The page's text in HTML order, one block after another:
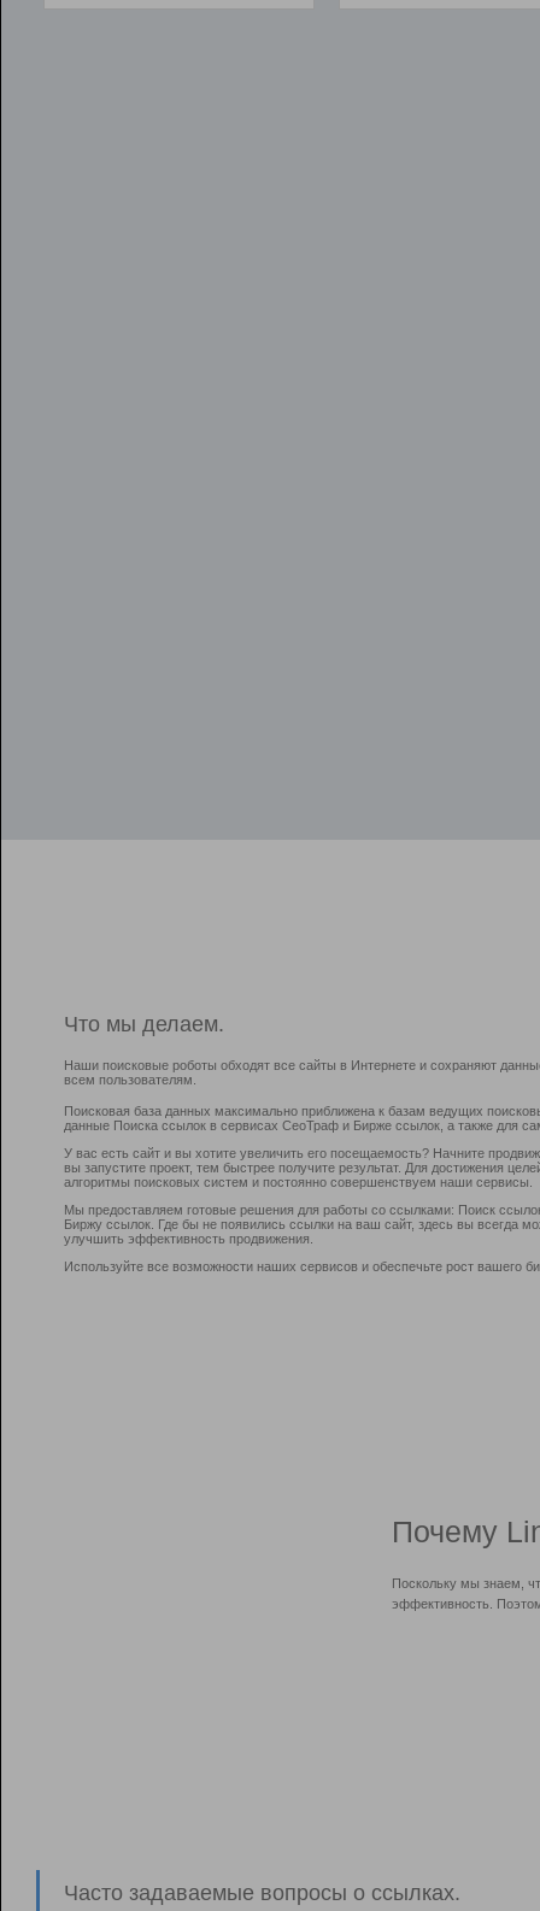
Что мы делаем.
Наши поисковые роботы обходят все сайты в Интернете и сохраняют
всем пользователям.
Поисковая база данных максимально приближена к базам ведущих
данные Поиска ссылок в сервисах СеоТраф и Бирже ссылок, а также для
У вас есть сайт и вы хотите увеличить его посещаемость? Начните
вы запустите проект, тем быстрее получите результат. Для достижения
алгоритмы поисковых систем и постоянно совершенствуем наши сервисы.
Мы предоставляем готовые решения для работы со ссылками: Поиск
Биржу ссылок. Где бы не появились ссылки на ваш сайт, здесь вы всегда
улучшить эффективность продвижения.
Используйте все возможности наших сервисов и обеспечьте рост вашего
Почему
Поскольку мы знаем,
эффективность.
Часто задаваемые вопросы о ссылках.